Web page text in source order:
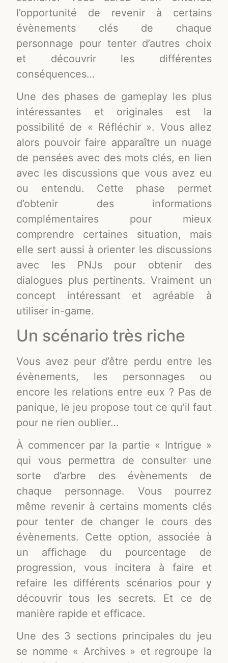
l’opportunité de revenir à certains
évènements clés de chaque
personnage pour tenter d’autres choix
et découvrir les différentes
conséquences…
Une des phases de gameplay les plus
intéressantes et originales est la
possibilité de « Réfléchir ». Vous allez
alors pouvoir faire apparaître un nuage
de pensées avec des mots clés, en lien
avec les discussions que vous avez eu
ou entendu. Cette phase permet
d’obtenir des informations
complémentaires pour mieux
comprendre certaines situation, mais
elle sert aussi à orienter les discussions
avec les PNJs pour obtenir des
dialogues plus pertinents. Vraiment un
concept intéressant et agréable à
utiliser in-game.
Un scénario très riche
Vous avez peur d’être perdu entre les
évènements, les personnages ou
encore les relations entre eux ? Pas de
panique, le jeu propose tout ce qu’il faut
pour ne rien oublier…
À commencer par la partie « Intrigue »
qui vous permettra de consulter une
sorte d’arbre des évènements de
chaque personnage. Vous pourrez
même revenir à certains moments clés
pour tenter de changer le cours des
évènements. Cette option, associée à
un affichage du pourcentage de
progression, vous incitera à faire et
refaire les différents scénarios pour y
découvrir tous les secrets. Et ce de
manière rapide et efficace.
Une des 3 sections principales du jeu
se nomme « Archives » et regroupe la